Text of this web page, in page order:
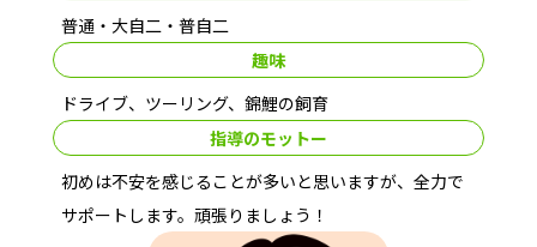
普通・大自二・普自二
趣味
ドライブ、ツーリング、錦鯉の飼育
指導のモットー
初めは不安を感じることが多いと思いますが、全力で
サポートします。頑張りましょう！